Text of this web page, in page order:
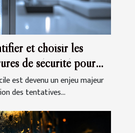
et choisir les
de sécurité pour
est devenu un enjeu majeur
des tentatives...